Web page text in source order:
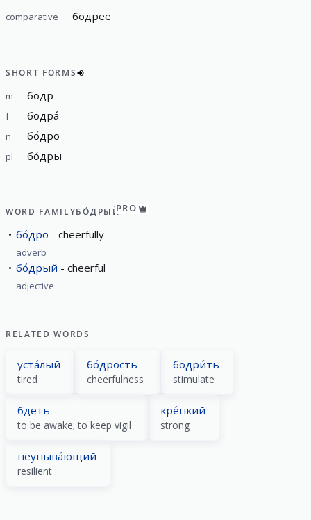
comparative бодрее
SHORT FORMS
m бодр
f бодра́
n бо́дро
pl бо́дры
WORD FAMILYБО́ДРЫЙPRO
бо́дро cheerfully
adverb
бо́дрый cheerful
adjective
RELATED WORDS
уста́лый
tired
бо́дрость
cheerfulness
бодри́ть
stimulate
бдеть
to be awake; to keep vigil
кре́пкий
strong
неуныва́ющий
resilient